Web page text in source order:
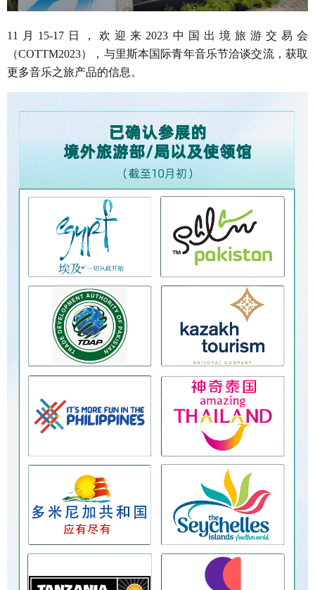
11月15-17日，欢迎来2023中国出境旅游交易会
（COTTM2023），与里斯本国际青年音乐节洽谈交流，获取
更多音乐之旅产品的信息。